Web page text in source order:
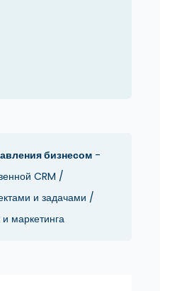
бизнесом -
CRM /
и задачами /
маркетинга